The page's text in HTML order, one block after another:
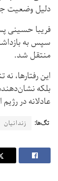
دلیل وضعیت
فریبا حسینی
منتقل شد.
این رفتارها،
بلکه
عادلانه در
تگ‌ها: زندانیان